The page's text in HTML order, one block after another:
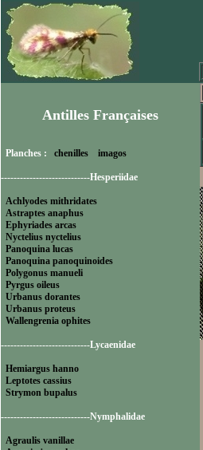
Antilles Françaises
Planches : chenilles imagos
----------------------------Hesperiidae
Achlyodes mithridates
Astraptes anaphus
Ephyriades arcas
Nyctelius nyctelius
Panoquina lucas
Panoquina panoquinoides
Polygonus manueli
Pyrgus oileus
Urbanus dorantes
Urbanus proteus
Wallengrenia ophites
----------------------------Lycaenidae
Hemiargus hanno
Leptotes cassius
Strymon bupalus
----------------------------Nymphalidae
Agraulis vanillae